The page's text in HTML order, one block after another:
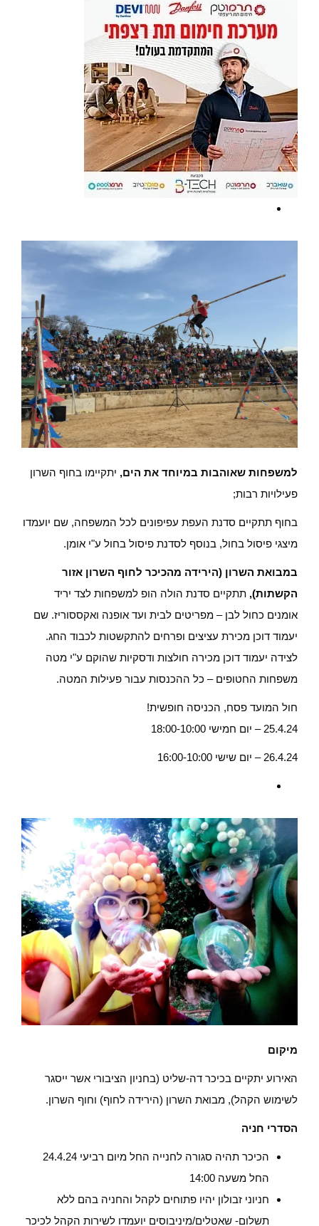
למשפחות שאוהבות במיוחד את הים, יתקיימו בחוף השרון
פעילויות רבות;
בחוף תתקיים סדנת העפת עפיפונים לכל המשפחה, שם יועמדו
מיצגי פיסול בחול, בנוסף לסדנת פיסול בחול ע"י אומן.
במבואת השרון (הירידה מהכיכר לחוף השרון אזור
הקשתות), תתקיים סדנת הולה הופ למשפחות לצד יריד
אומנים כחול לבן – מפריטים לבית ועד אופנה ואקססוריז. שם
יעמוד דוכן מכירת עציצים ופרחים להתקשטות לכבוד החג.
לצידה יעמוד דוכן מכירה חולצות ודסקיות שהוקם ע"י מטה
משפחות החטופים – כל ההכנסות עבור פעילות המטה.
חול המועד פסח, הכניסה חופשית!
25.4.24 – יום חמישי 18:00-10:00
26.4.24 – יום שישי 16:00-10:00
מיקום
האירוע יתקיים בכיכר דה-שליט (בחניון הציבורי אשר ייסגר
לשימוש הקהל), מבואת השרון (הירידה לחוף) וחוף השרון.
הסדרי חניה
הכיכר תהיה סגורה לחנייה החל מיום רביעי 24.4.24
החל משעה 14:00
חניוני זבולון יהיו פתוחים לקהל והחניה בהם ללא
תשלום- שאטלים/מיניבוסים יועמדו לשירות הקהל לכיכר